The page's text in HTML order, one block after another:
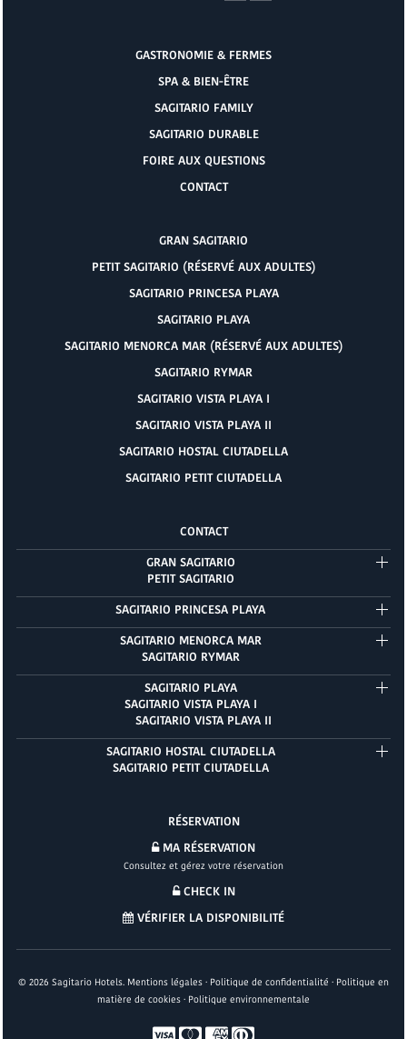
GASTRONOMIE & FERMES
SPA & BIEN-ÊTRE
SAGITARIO FAMILY
SAGITARIO DURABLE
FOIRE AUX QUESTIONS
CONTACT
GRAN SAGITARIO
PETIT SAGITARIO (RÉSERVÉ AUX ADULTES)
SAGITARIO PRINCESA PLAYA
SAGITARIO PLAYA
SAGITARIO MENORCA MAR (RÉSERVÉ AUX ADULTES)
SAGITARIO RYMAR
SAGITARIO VISTA PLAYA I
SAGITARIO VISTA PLAYA II
SAGITARIO HOSTAL CIUTADELLA
SAGITARIO PETIT CIUTADELLA
CONTACT
GRAN SAGITARIO
PETIT SAGITARIO
SAGITARIO PRINCESA PLAYA
SAGITARIO MENORCA MAR
SAGITARIO RYMAR
SAGITARIO PLAYA
SAGITARIO VISTA PLAYA I
SAGITARIO VISTA PLAYA II
SAGITARIO HOSTAL CIUTADELLA
SAGITARIO PETIT CIUTADELLA
RÉSERVATION
MA RÉSERVATION
Consultez et gérez votre réservation
CHECK IN
VÉRIFIER LA DISPONIBILITÉ
© 2026 Sagitario Hotels. Mentions légales · Politique de confidentialité · Politique en
matière de cookies · Politique environnementale